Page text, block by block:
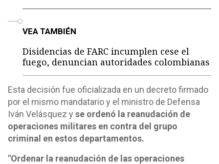
VEA TAMBIÉN
Disidencias de FARC incumplen cese el
fuego, denuncian autoridades colombianas
Esta decisión fue oficializada en un decreto firmado
por el mismo mandatario y el ministro de Defensa
Iván Velásquez y se ordenó la reanudación de
operaciones militares en contra del grupo
criminal en estos departamentos.
"Ordenar la reanudación de las operaciones